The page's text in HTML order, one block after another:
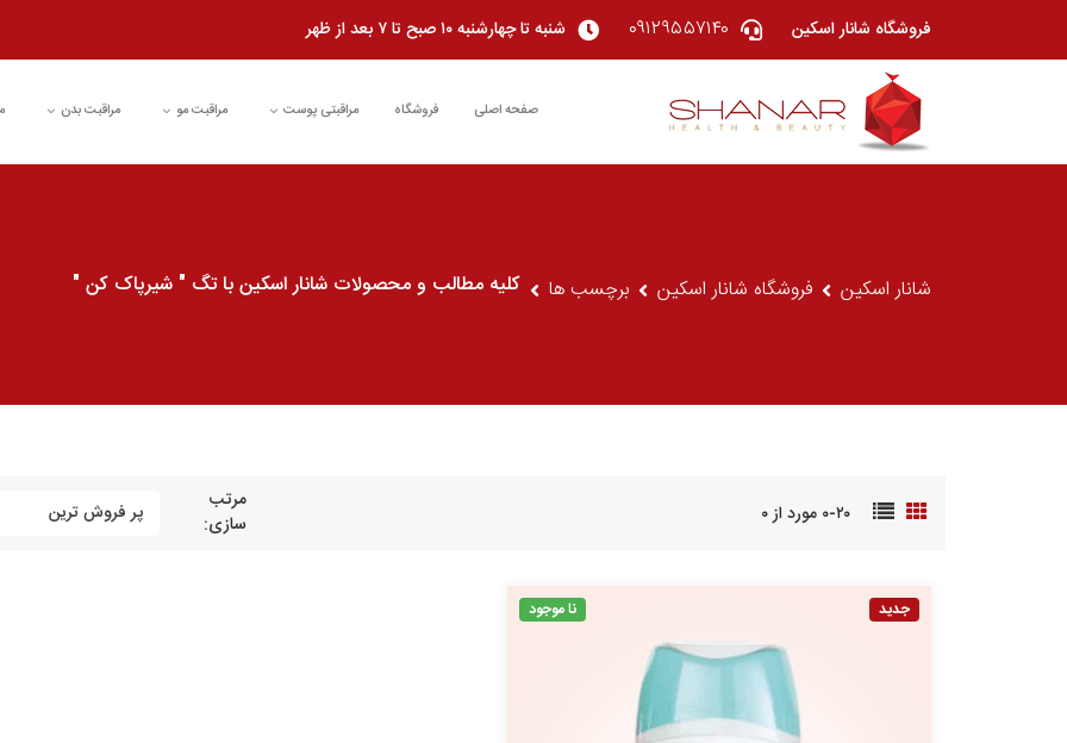
فروشگاه شانار اسکین ۰۹۱۲۹۵۵۷۱۴۰ شنبه تا چهارشنبه ۱۰ صبح تا ۷ بعد از ظهر
صفحه اصلی فروشگاه مراقبتی پوست مراقبت مو مراقبت بدن
شانار اسکین فروشگاه شانار اسکین برچسب ها کلیه مطالب و محصولات شانار اسکین با تگ " شیرپاک کن "
۰-۲۰ مورد از ۰
مرتب
سازی:
جدید نا موجود